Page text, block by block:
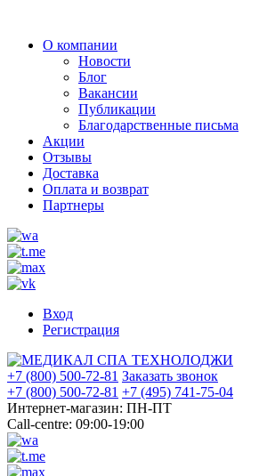
О компании
Новости
Блог
Вакансии
Публикации
Благодарственные письма
Акции
Отзывы
Доставка
Оплата и возврат
Партнеры
Вход
Регистрация
+7 (800) 500-72-81 Заказать звонок
+7 (800) 500-72-81 +7 (495) 741-75-04
Интернет-магазин: ПН-ПТ
Call-centre: 09:00-19:00